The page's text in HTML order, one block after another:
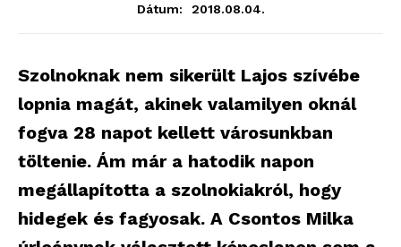
Dátum: 2018.08.04.
Szolnoknak nem sikerült Lajos szívébe
lopnia magát, akinek valamilyen oknál
fogva 28 napot kellett városunkban
töltenie. Ám már a hatodik napon
megállapította a szolnokiakról, hogy
hidegek és fagyosak. A Csontos Milka